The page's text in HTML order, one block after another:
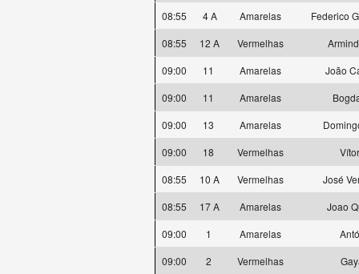
08:55
4 A Amarelas
Federico
08:55
12 A Vermelhas
09:00
11 Amarelas
João
09:00
11 Amarelas
09:00
13 Amarelas
09:00
18 Vermelhas
08:55
10 A Vermelhas
José
08:55
17 A Amarelas
Joao
09:00
1 Amarelas
09:00
2 Vermelhas